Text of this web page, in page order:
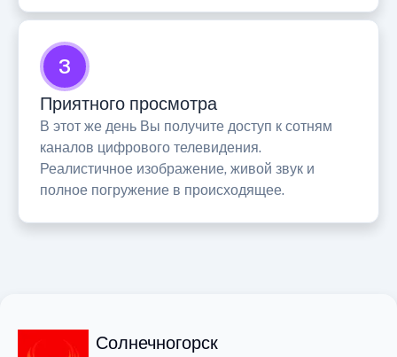
3
Приятного просмотра
В этот же день Вы получите доступ к сотням
каналов цифрового телевидения.
Реалистичное изображение, живой звук и
полное погружение в происходящее.
Солнечногорск